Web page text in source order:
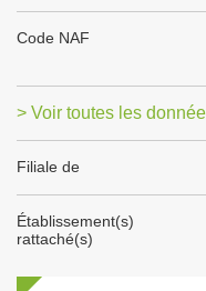
Code NAF
> Voir toutes les
Filiale de
Établissement(s)
rattaché(s)